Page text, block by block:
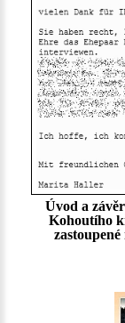
Úvod a
Kohoutího